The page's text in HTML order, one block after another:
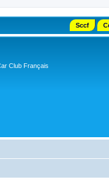
Sccf
Club Français